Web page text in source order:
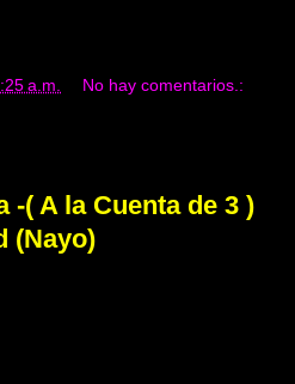
a.m. No hay comentarios.:
-( A la Cuenta de 3 )
(Nayo)